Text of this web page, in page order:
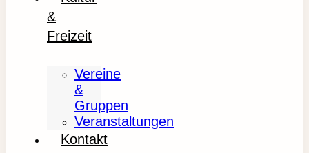
&
Freizeit
Vereine
&
Gruppen
Veranstaltungen
Kontakt